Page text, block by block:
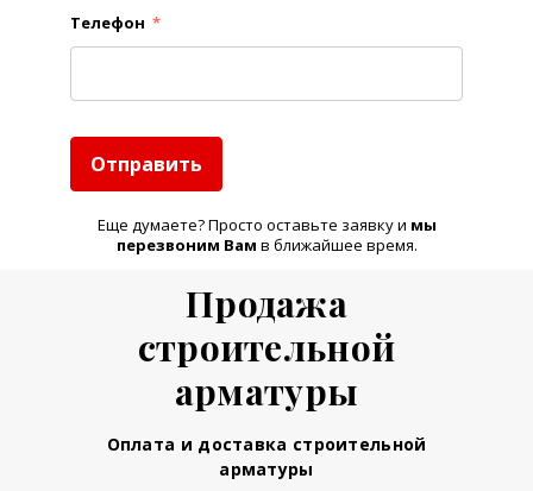
Телефон *
Отправить
Еще думаете? Просто оставьте заявку и мы
перезвоним Вам в ближайшее время.
Продажа
строительной
арматуры
Оплата и доставка строительной
арматуры